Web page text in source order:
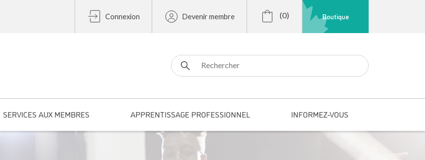
Connexion Devenir membre (0) Boutique
Search for:
SERVICES AUX MEMBRES APPRENTISSAGE PROFESSIONNEL INFORMEZ-VOUS